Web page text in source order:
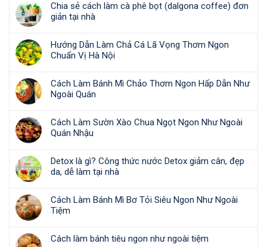
Chia sẻ cách làm cà phê bọt (dalgona coffee) đơn
giản tại nhà
Hướng Dẫn Làm Chả Cá Lã Vọng Thơm Ngon
Chuẩn Vị Hà Nội
Cách Làm Bánh Mì Chảo Thơm Ngon Hấp Dẫn Như
Ngoài Quán
Cách Làm Sườn Xào Chua Ngọt Ngon Như Ngoài
Quán Nhậu
Detox là gì? Công thức nước Detox giảm cân, đẹp
da, dễ làm tại nhà
Cách Làm Bánh Mì Bơ Tỏi Siêu Ngon Như Ngoài
Tiệm
Cách làm bánh tiêu ngon như ngoài tiệm